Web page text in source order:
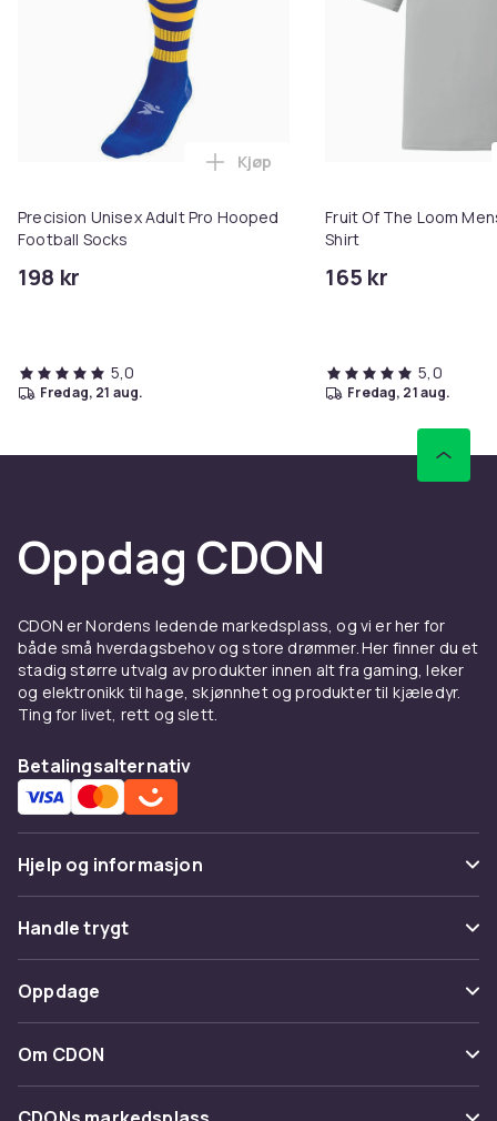
Precision Unisex Adult Pro Hooped
Football Socks
198 kr
Legg Precision Unisex Adult
Kjøp
5,0
fredag, 21 aug.
Fruit Of The Loom
Shirt
165 kr
5,0
fredag, 21 aug.
Oppdag CDON
CDON er Nordens ledende markedsplass, og vi er her for
både små hverdagsbehov og store drømmer. Her finner du et
stadig større utvalg av produkter innen alt fra gaming, leker
og elektronikk til hage, skjønnhet og produkter til kjæledyr.
Ting for livet, rett og slett.
Betalingsalternativ
Hjelp og informasjon
Vanlige spørsmål
Spor pakke
Angre & returner her
Kontakt oss
Handle trygt
Betaling
Levering
Tilbakekallinger
Oppdage
Kategorier
Varemerker
Om CDON
Om oss